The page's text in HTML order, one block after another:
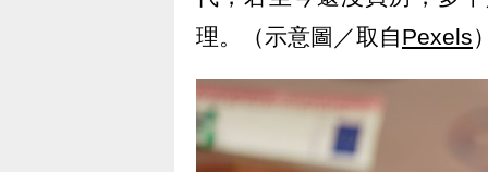
理。（示意圖／取自Pexels